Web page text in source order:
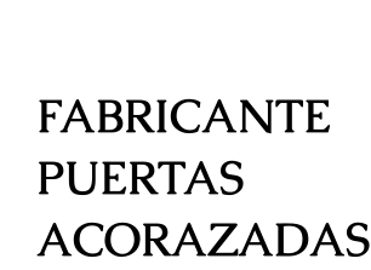
FABRICANTE
PUERTAS
ACORAZADAS